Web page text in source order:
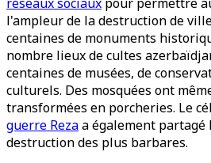
l'ampleur de la destruction de
centaines de monuments
nombre lieux de cultes
centaines de musées, de
culturels. Des mosquées ont
transformées en porcheries. Le
guerre Rezaa également partagé
destruction des plus barbares.